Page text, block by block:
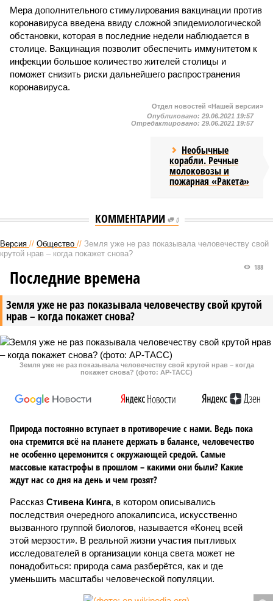
Мера дополнительного стимулирования вакцинации против
коронавируса введена ввиду сложной эпидемиологической
обстановки, которая в последние недели наблюдается в
столице. Вакцинация позволит обеспечить иммунитетом к
инфекции большое количество жителей столицы и
поможет снизить риски дальнейшего распространения
коронавируса.
Отдел новостей «Нашей версии»
Опубликовано: 29.06.2021 19:57
Отредактировано: 29.06.2021 19:57
Необычные
корабли. Речные
молоковозы и
пожарная «Ракета»
КОММЕНТАРИИ 0
Версия // Общество // Земля уже не раз показывала человечеству свой
крутой нрав – когда покажет снова?
Земля уже не раз показывала человечеству свой крутой
нрав – когда покажет снова?
188
Последние времена
Земля уже не раз показывала человечеству свой крутой нрав – когда
покажет снова? (фото: АР-ТАСС)
Природа постоянно вступает в противоречие с нами. Ведь пока
она стремится всё на планете держать в балансе, человечество
не особенно церемонится с окружающей средой. Самые
массовые катастрофы в прошлом – какими они были? Какие
ждут нас со дня на день и чем грозят?
Рассказ Стивена Кинга, в котором описывались
последствия очередного апокалипсиса, искусственно
вызванного группой биологов, называется «Конец всей
этой мерзости». В реальной жизни участия пытливых
исследователей в организации конца света может не
понадобиться: природа сама разберётся, как и где
уменьшить масштабы человеческой популяции.